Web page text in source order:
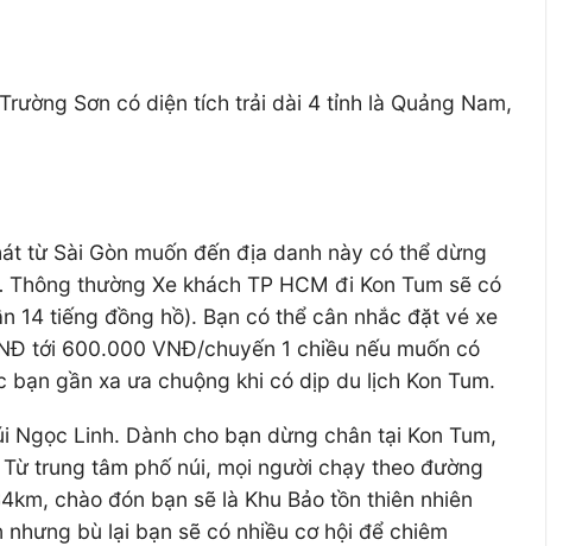
Sơn có diện tích trải dài 4 tỉnh là Quảng Nam,
từ Sài Gòn muốn đến địa danh này có thể dừng
thường Xe khách TP HCM đi Kon Tum sẽ có
14 tiếng đồng hồ). Bạn có thể cân nhắc đặt vé xe
tới 600.000 VNĐ/chuyến 1 chiều nếu muốn có
gần xa ưa chuộng khi có dịp du lịch Kon Tum.
Linh. Dành cho bạn dừng chân tại Kon Tum,
trung tâm phố núi, mọi người chạy theo đường
chào đón bạn sẽ là Khu Bảo tồn thiên nhiên
bù lại bạn sẽ có nhiều cơ hội để chiêm